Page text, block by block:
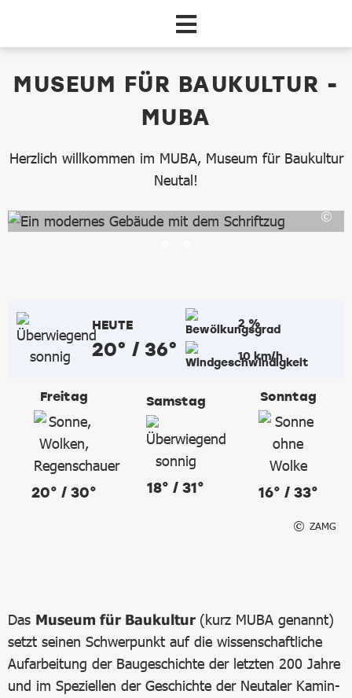
MUSEUM FÜR BAUKULTUR -
MUBA
Herzlich willkommen im MUBA, Museum für Baukultur
Neutal!
HEUTE
20° / 36°
2 %
10 km/h
Freitag
20° / 30°
Samstag
18° / 31°
Sonntag
16° / 33°
ZAMG
Das Museum für Baukultur (kurz MUBA genannt)
setzt seinen Schwerpunkt auf die wissenschaftliche
Aufarbeitung der Baugeschichte der letzten 200 Jahre
und im Speziellen der Geschichte der Neutaler Kamin-